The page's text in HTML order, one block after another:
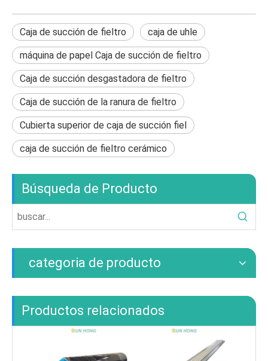
Caja de succión de fieltro caja de uhle
máquina de papel Caja de succión de fieltro
Caja de succión desgastadora de fieltro
Caja de succión de la ranura de fieltro
Cubierta superior de caja de succión fiel
caja de succión de fieltro cerámico
Búsqueda de Producto
categoria de producto
Productos relacionados